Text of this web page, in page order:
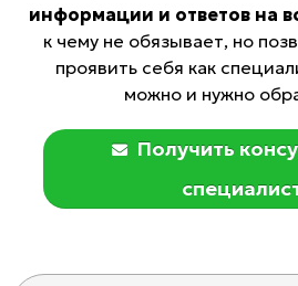
информации и ответов на
к чему не обязывает, но
проявить себя как
можно и нужно
Получить